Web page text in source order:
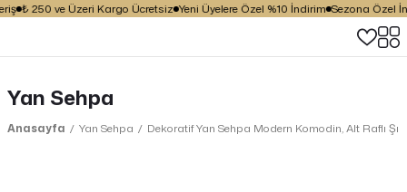
₺ 250 ve Üzeri Kargo Ücretsiz Yeni Üyelere Özel %10 İndirim Sezona Özel
Yan Sehpa
Anasayfa Yan Sehpa Dekoratif Yan Sehpa Modern Komodin, Alt Raflı